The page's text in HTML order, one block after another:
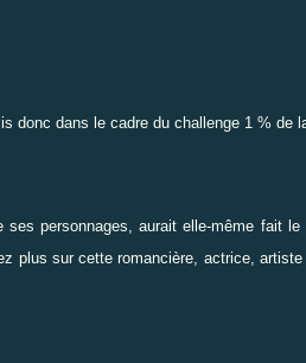
donc dans le cadre du challenge 1 % de
ses personnages, aurait elle-même fait
plus sur cette romancière, actrice,